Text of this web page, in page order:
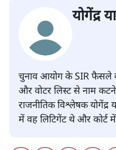
योगेंद्र
चुनाव आयोग के SIR फैसले को
और वोटर लिस्ट से नाम
राजनीतिक विश्लेषक
में वह लिटिगेंट थे और कोर्ट